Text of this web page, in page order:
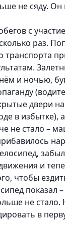
не сяду. Он
с
раз.
транспорта
и ночью,
двери на
в избытке),
не стало –
и
чтобы
показал –
не стало.
в